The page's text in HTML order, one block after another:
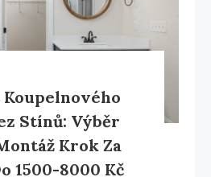
Stínů: Výběr
Krok Za
1500-8000 Kč